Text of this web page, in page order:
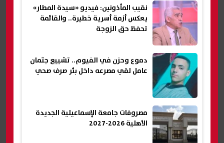
نقيب المأذونين: فيديو «سيدة المطار»
يعكس أزمة أسرية خطيرة.. والقائمة
تحفظ حق الزوجة
دموع وحزن في الفيوم.. تشييع جثمان
عامل لقي مصرعه داخل بئر صرف صحي
مصروفات جامعة الإسماعيلية الجديدة
الأهلية 2026-2027